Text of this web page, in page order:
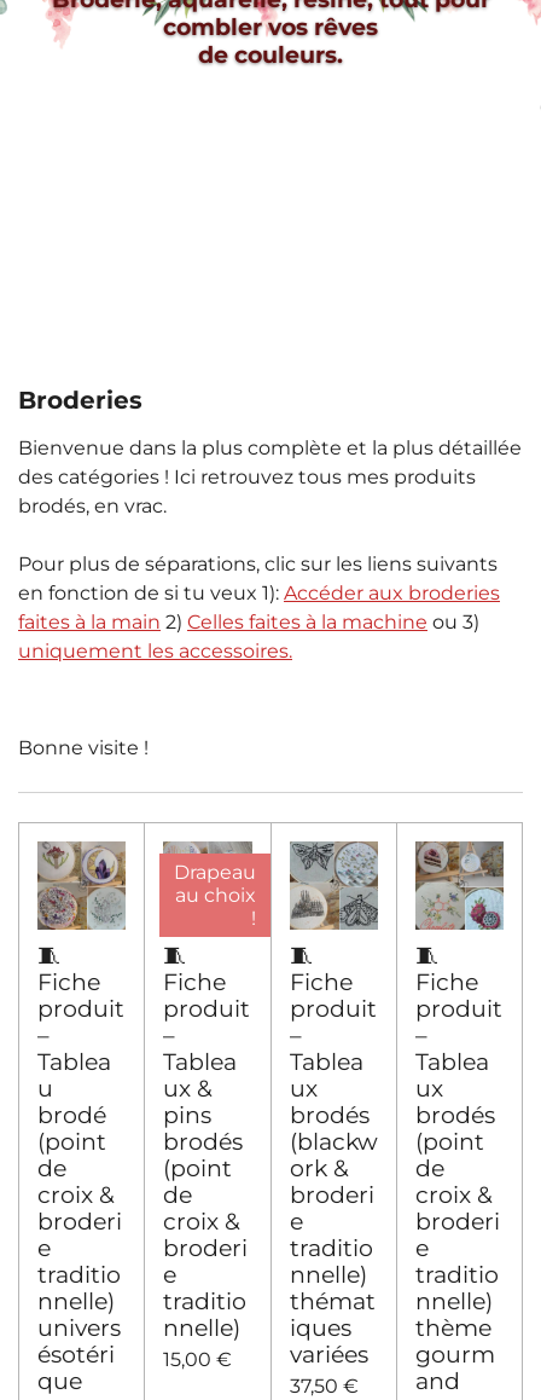
combler vos rêves
de couleurs.
Broderies
Bienvenue dans la plus complète et la plus détaillée
des catégories ! Ici retrouvez tous mes produits
brodés, en vrac.
Pour plus de séparations, clic sur les liens suivants
en fonction de si tu veux 1): Accéder aux broderies
faites à la main 2) Celles faites à la machine ou 3)
uniquement les accessoires.
Bonne visite !
🧵
Fiche
produit
–
Tablea
u
brodé
(point
de
croix &
broderi
e
traditio
nnelle)
univers
ésotéri
que
Drapeau
au choix
!
🧵
Fiche
produit
–
Tablea
ux &
pins
brodés
(point
de
croix &
broderi
e
traditio
nnelle)
15,00 €
🧵
Fiche
produit
–
Tablea
ux
brodés
(blackw
ork &
broderi
e
traditio
nnelle)
thémat
iques
variées
37,50 €
🧵
Fiche
produit
–
Tablea
ux
brodés
(point
de
croix &
broderi
e
traditio
nnelle)
thème
gourm
and